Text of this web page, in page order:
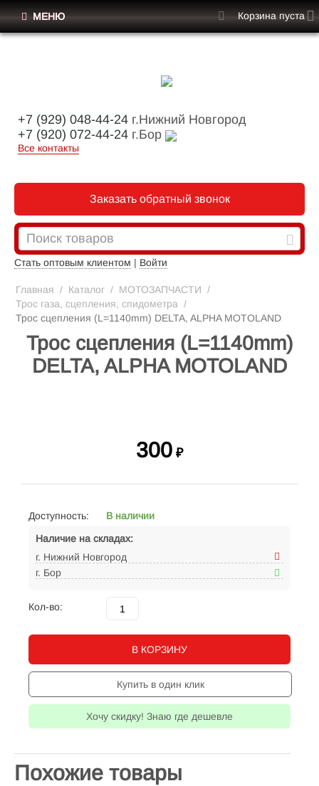
+7 (929) 048-44-24 г.Нижний Новгород
+7 (920) 072-44-24 г.Бор
Все контакты
Заказать обратный звонок
Стать оптовым клиентом | Войти
МЕНЮ Корзина пуста
Главная / Каталог / МОТОЗАПЧАСТИ /
Трос газа, сцепления, спидометра /
Трос сцепления (L=1140mm) DELTA, ALPHA MOTOLAND
Трос сцепления (L=1140mm)
DELTA, ALPHA MOTOLAND
300 ₽
Доступность:
В наличии
Наличие на складах:
г. Нижний Новгород
г. Бор
Кол-во:
В КОРЗИНУ
Купить в один клик
Хочу скидку! Знаю где дешевле
Похожие товары